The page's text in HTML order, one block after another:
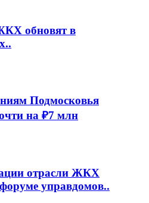
обновят в
Подмосковья
на ₽7 млн
отрасли ЖКХ
управдомов..